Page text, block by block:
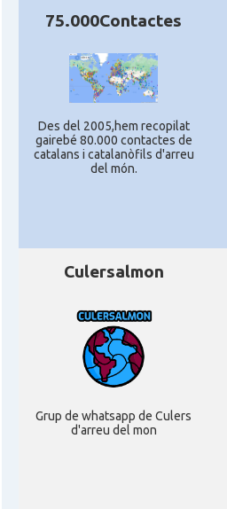
75.000Contactes
Des del 2005,hem recopilat
gairebé 80.000 contactes de
catalans i catalanòfils d'arreu
del món.
Culersalmon
Grup de whatsapp de Culers
d'arreu del mon